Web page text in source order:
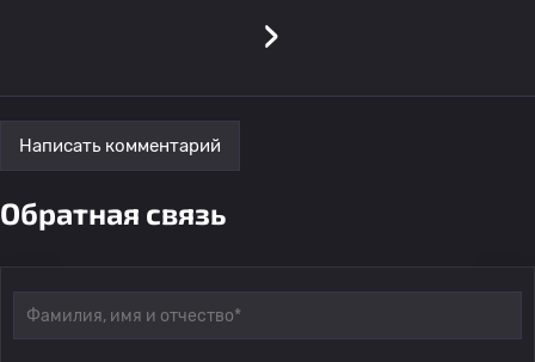
›
Написать комментарий
Обратная связь